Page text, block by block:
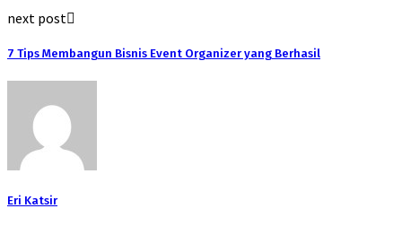
next post
7 Tips Membangun Bisnis Event Organizer yang Berhasil
Eri Katsir